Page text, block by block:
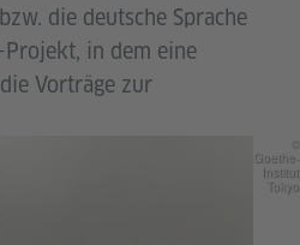
die deutsche Sprache
Projekt, in dem eine
Vorträge zur
Goethe-
Institut
Tokyo